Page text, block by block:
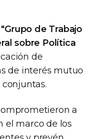
"Grupo de Trabajo
sobre Política
de
de interés mutuo
a
el marco de los